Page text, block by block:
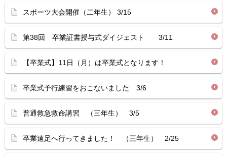
スポーツ大会開催（二年生） 3/15
第38回 卒業証書授与式ダイジェスト 3/11
【卒業式】11日（月）は卒業式となります！
卒業式予行練習をおこないました 3/6
普通救急救命講習 （三年生） 3/5
卒業遠足へ行ってきました！ （三年生） 2/25